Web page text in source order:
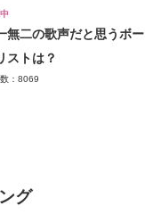
無二の歌声だと思うボー
ストは？
：8069
グ